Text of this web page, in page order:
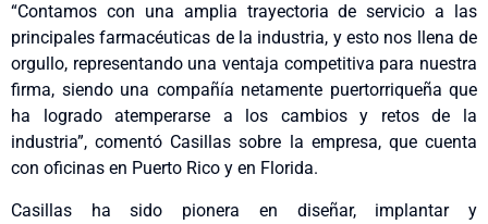
“Contamos con una amplia trayectoria de servicio a las
principales farmacéuticas de la industria, y esto nos llena de
orgullo, representando una ventaja competitiva para nuestra
firma, siendo una compañía netamente puertorriqueña que
ha logrado atemperarse a los cambios y retos de la
industria”, comentó Casillas sobre la empresa, que cuenta
con oficinas en Puerto Rico y en Florida.
Casillas ha sido pionera en diseñar, implantar y